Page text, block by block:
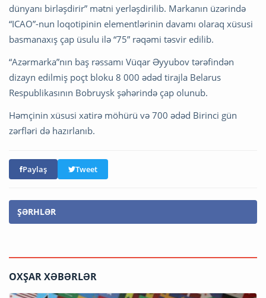
dünyanı birləşdirir” mətni yerləşdirilib. Markanın üzərində
“ICAO”-nun loqotipinin elementlərinin davamı olaraq xüsusi
basmanaxış çap üsulu ilə “75” rəqəmi təsvir edilib.
“Azərmarka”nın baş rəssamı Vüqar Əyyubov tərəfindən
dizayn edilmiş poçt bloku 8 000 ədəd tirajla Belarus
Respublikasının Bobruysk şəhərində çap olunub.
Həmçinin xüsusi xatirə möhürü və 700 ədəd Birinci gün
zərfləri də hazırlanıb.
Paylaş Tweet
ŞƏRHLƏR
OXŞAR XƏBƏRLƏR